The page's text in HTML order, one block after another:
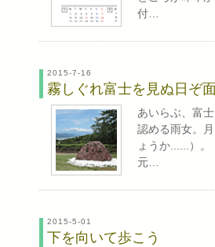
付…
2015-7-16
霧しぐれ富士を見ぬ日ぞ
あいらぶ、富
認める雨女。
ょうか......）
元…
2015-5-01
下を向いて歩こう